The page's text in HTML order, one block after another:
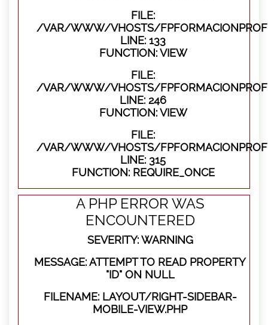
FILE:
/VAR/WWW/VHOSTS/
LINE: 133
FUNCTION: VIEW
FILE:
/VAR/WWW/VHOSTS/
LINE: 246
FUNCTION: VIEW
FILE:
/VAR/WWW/VHOSTS/
LINE: 315
FUNCTION: REQUIRE_ONCE
A PHP ERROR WAS
ENCOUNTERED
SEVERITY: WARNING
MESSAGE: ATTEMPT TO READ PROPERTY
"ID" ON NULL
FILENAME: LAYOUT/RIGHT-SIDEBAR-
MOBILE-VIEW.PHP